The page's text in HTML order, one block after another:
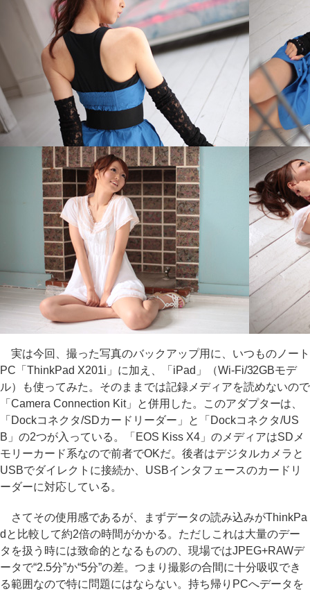
実は今回、撮った写真のバックアップ用に、いつものノート
PC「ThinkPad X201i」に加え、「iPad」（Wi-Fi/32GBモデ
ル）も使ってみた。そのままでは記録メディアを読めないので
「Camera Connection Kit」と併用した。このアダプターは、
「Dockコネクタ/SDカードリーダー」と「Dockコネクタ/US
B」の2つが入っている。「EOS Kiss X4」のメディアはSDメ
モリーカード系なので前者でOKだ。後者はデジタルカメラと
USBでダイレクトに接続か、USBインタフェースのカードリ
ーダーに対応している。
さてその使用感であるが、まずデータの読み込みがThinkPa
dと比較して約2倍の時間がかかる。ただしこれは大量のデー
タを扱う時には致命的となるものの、現場ではJPEG+RAWデ
ータで“2.5分”か“5分”の差。つまり撮影の合間に十分吸収でき
る範囲なので特に問題にはならない。持ち帰りPCへデータを